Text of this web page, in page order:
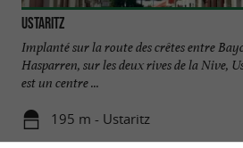
Ustaritz
Implanté sur la route des crêtes entre
Hasparren, sur les deux rives de la Nive,
est un centre ...
195 m - Ustaritz